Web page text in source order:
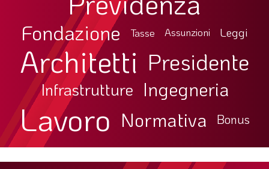
Fondazione Tasse Assunzioni Leggi
Architetti Presidente
Infrastrutture Ingegneria
Lavoro Normativa Bonus